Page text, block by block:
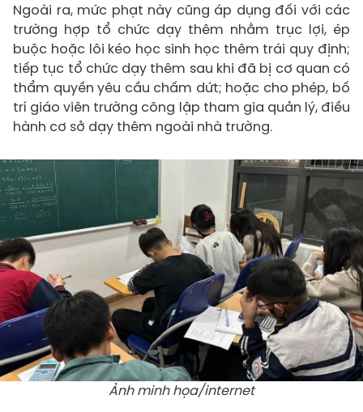
Ngoài ra, mức phạt này cũng áp dụng đối với các
trường hợp tổ chức dạy thêm nhằm trục lợi, ép
buộc hoặc lôi kéo học sinh học thêm trái quy định;
tiếp tục tổ chức dạy thêm sau khi đã bị cơ quan có
thẩm quyền yêu cầu chấm dứt; hoặc cho phép, bố
trí giáo viên trường công lập tham gia quản lý, điều
hành cơ sở dạy thêm ngoài nhà trường.
Ảnh minh họa/internet